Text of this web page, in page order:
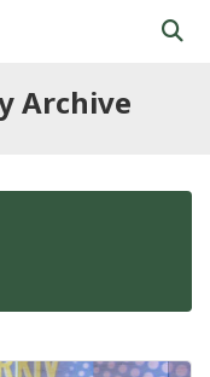
Archive